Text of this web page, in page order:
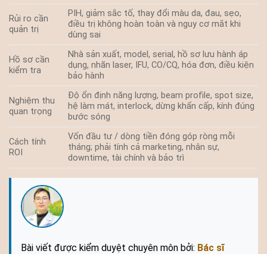
Rủi ro cần
quản trị
PIH, giảm sắc tố, thay đổi màu da, đau, sẹo,
điều trị không hoàn toàn và nguy cơ mắt khi
dùng sai
Hồ sơ cần
kiểm tra
Nhà sản xuất, model, serial, hồ sơ lưu hành áp
dụng, nhãn laser, IFU, CO/CQ, hóa đơn, điều kiện
bảo hành
Nghiệm thu
quan trọng
Độ ổn định năng lượng, beam profile, spot size,
hệ làm mát, interlock, dừng khẩn cấp, kính đúng
bước sóng
Cách tính
ROI
Vốn đầu tư / dòng tiền đóng góp ròng mỗi
tháng; phải tính cả marketing, nhân sự,
downtime, tài chính và bảo trì
Bài viết được kiểm duyệt chuyên môn bởi: Bác sĩ